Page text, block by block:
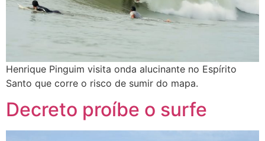
Henrique Pinguim visita onda alucinante no Espírito
Santo que corre o risco de sumir do mapa.
Decreto proíbe o surfe